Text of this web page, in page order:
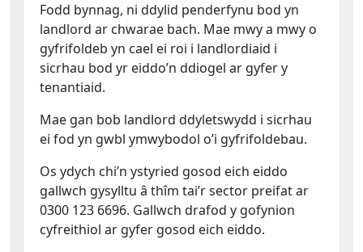
Fodd bynnag, ni ddylid penderfynu bod yn
landlord ar chwarae bach. Mae mwy a mwy o
gyfrifoldeb yn cael ei roi i landlordiaid i
sicrhau bod yr eiddo’n ddiogel ar gyfer y
tenantiaid.
Mae gan bob landlord ddyletswydd i sicrhau
ei fod yn gwbl ymwybodol o’i gyfrifoldebau.
Os ydych chi’n ystyried gosod eich eiddo
gallwch gysylltu â thîm tai’r sector preifat ar
0300 123 6696. Gallwch drafod y gofynion
cyfreithiol ar gyfer gosod eich eiddo.